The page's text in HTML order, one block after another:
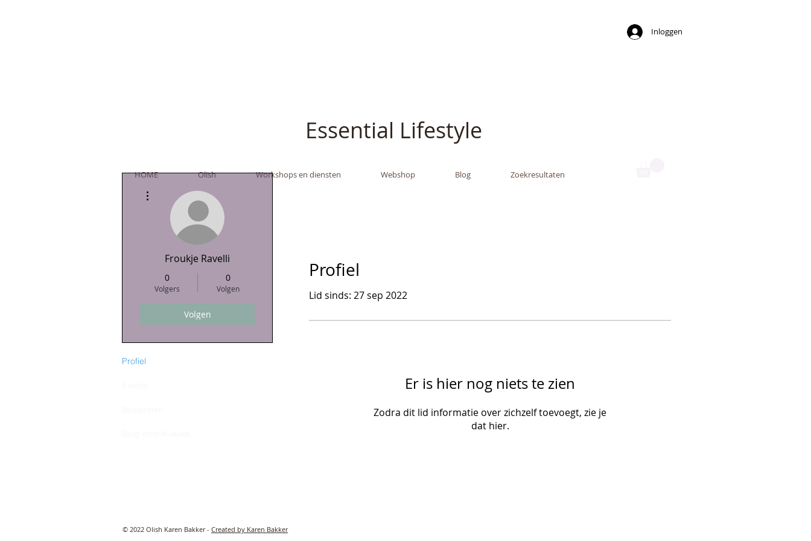
Inloggen
Essential Lifestyle
HOME Olish Workshops en diensten Webshop Blog Zoekresultaten
Profiel
Lid sinds: 27 sep 2022
Er is hier nog niets te zien
Zodra dit lid informatie over zichzelf toevoegt, zie je
dat hier.
Froukje Ravelli
0
Volgers
0
Volgen
Volgen
Profiel
© 2022 Olish Karen Bakker - Created by Karen Bakker